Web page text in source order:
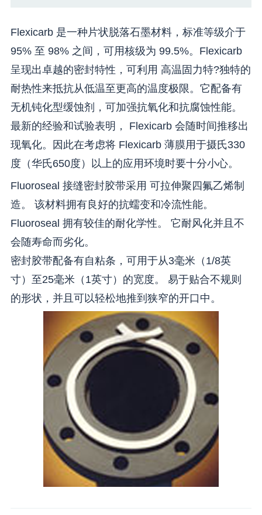
Flexicarb 是一种片状脱落石墨材料，标准等级介于
95% 至 98% 之间，可用核级为 99.5%。Flexicarb
呈现出卓越的密封特性，可利用 高温固力特?独特的
耐热性来抵抗从低温至更高的温度极限。它配备有
无机钝化型缓蚀剂，可加强抗氧化和抗腐蚀性能。
最新的经验和试验表明， Flexicarb 会随时间推移出
现氧化。因此在考虑将 Flexicarb 薄膜用于摄氏330
度（华氏650度）以上的应用环境时要十分小心。
Fluoroseal 接缝密封胶带采用 可拉伸聚四氟乙烯制
造。 该材料拥有良好的抗蠕变和冷流性能。
Fluoroseal 拥有较佳的耐化学性。 它耐风化并且不
会随寿命而劣化。
密封胶带配备有自粘条，可用于从3毫米（1/8英
寸）至25毫米（1英寸）的宽度。 易于贴合不规则
的形状，并且可以轻松地推到狭窄的开口中。